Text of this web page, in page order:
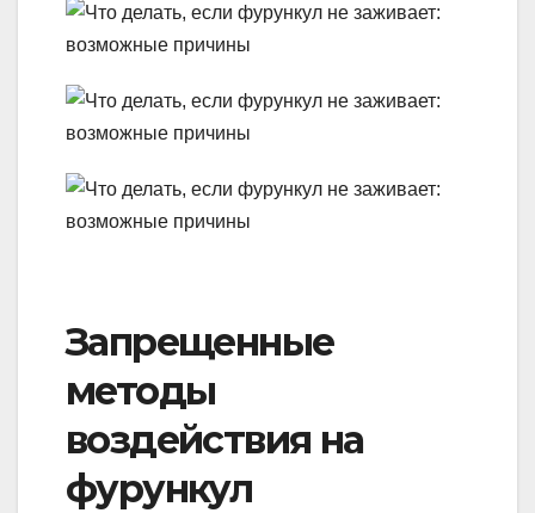
Запрещенные
методы
воздействия на
фурункул